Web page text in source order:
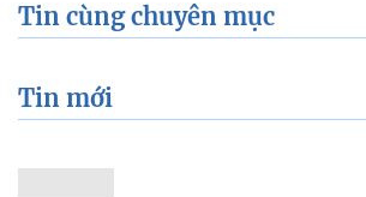
Tin cùng chuyên mục
Tin mới